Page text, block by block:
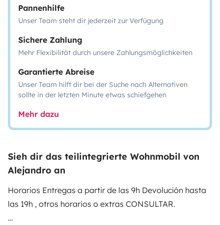
Pannenhilfe
Unser Team steht dir jederzeit zur Verfügung
Sichere Zahlung
Mehr Flexibilität durch unsere Zahlungsmöglichkeiten
Garantierte Abreise
Unser Team hilft dir bei der Suche nach Alternativen
sollte in der letzten Minute etwas schiefgehen
Mehr dazu
Sieh dir das teilintegrierte Wohnmobil von
Alejandro an
Horarios Entregas a partir de las 9h Devolución hasta
las 19h , otros horarios o extras CONSULTAR.